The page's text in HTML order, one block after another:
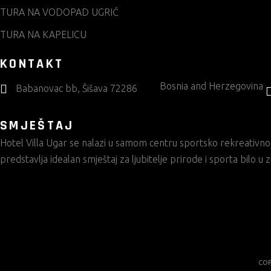
TURA NA VODOPAD UGRIĆ
TURA NA KAPELICU
KONTAKT
Babanovac bb, Šišava 72286 Bosnia and Herzegovina
SMJEŠTAJ
Hotel Villa Ugar se nalazi u samom centru sportsko
predstavlja idealan smještaj za ljubitelje prirode i sporta bilo u